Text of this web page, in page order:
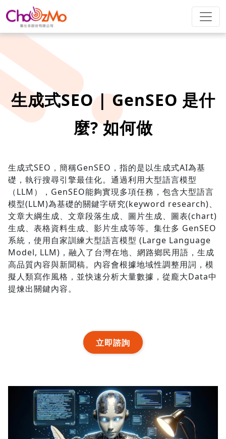
生成式SEO | GenSEO 是什
麼? 如何做
生成式SEO，簡稱GenSEO，指的是以生成式AI為基
礎，執行搜尋引擎最佳化。通過利用大型語言模型
（LLM），GenSEO能夠實現多項任務，包含大型語言
模型(LLM)為基礎的關鍵字研究(keyword research)、
文章大綱生成、文章段落生成、圖片生成、圖表(chart)
生成、表格資料生成、影片生成等等。集仕多 GenSEO
系統，使用自家訓練大型語言模型 (Large Language
Model, LLM)，融入了台灣在地、網路鄉民用語，生成
高品質內容與新聞稿。內容會根據地域性調整用詞，模
擬人類寫作風格，並快速分析大量數據，從龐大Data中
提煉出關鍵內容。
立即諮詢